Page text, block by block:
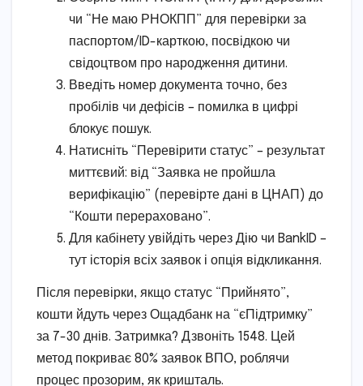
чи “Не маю РНОКПП” для перевірки за
паспортом/ID-карткою, посвідкою чи
свідоцтвом про народження дитини.
Введіть номер документа точно, без
пробілів чи дефісів – помилка в цифрі
блокує пошук.
Натисніть “Перевірити статус” – результат
миттєвий: від “Заявка не пройшла
верифікацію” (перевірте дані в ЦНАП) до
“Кошти перераховано”.
Для кабінету увійдіть через Дію чи BankID –
тут історія всіх заявок і опція відкликання.
Після перевірки, якщо статус “Прийнято”,
кошти йдуть через Ощадбанк на “єПідтримку”
за 7-30 днів. Затримка? Дзвоніть 1548. Цей
метод покриває 80% заявок ВПО, роблячи
процес прозорим, як кришталь.